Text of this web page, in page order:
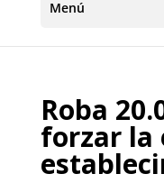
Roba
forzar la